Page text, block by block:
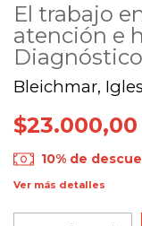
El trabajo
atención e
Bleichmar,
$23.000,00
10% de
Ver más detalles